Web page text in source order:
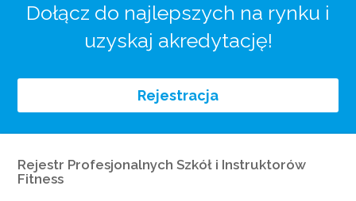
Dołącz do najlepszych na rynku i
uzyskaj akredytację!
Rejestracja
Rejestr Profesjonalnych Szkół i Instruktorów
Fitness